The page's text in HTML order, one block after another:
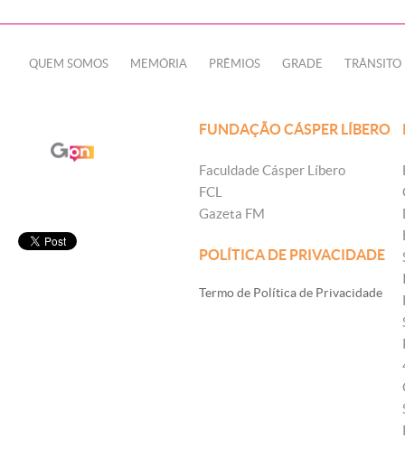
QUEM SOMOS MEMÓRIA PRÊMIOS GRADE TRÂNSITO
FUNDAÇÃO CÁSPER LÍBERO
Faculdade Cásper Líbero
FCL
Gazeta FM
POLÍTICA DE PRIVACIDADE
Termo de Política de Privacidade